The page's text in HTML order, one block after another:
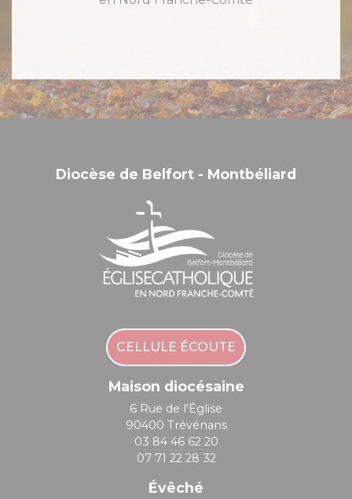
Diocèse de Belfort - Montbéliard
CELLULE ÉCOUTE
Maison diocésaine
6 Rue de l'Église
90400 Trévénans
03 84 46 62 20
07 71 22 28 32
Évêché